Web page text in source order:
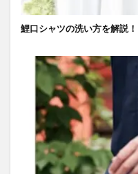
鯉口シャツの洗い方を解説